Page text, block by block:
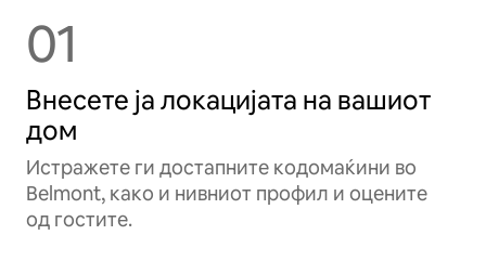
01
Внесете ја локацијата на вашиот
дом
Истражете ги достапните кодомаќини во
Belmont, како и нивниот профил и оцените
од гостите.